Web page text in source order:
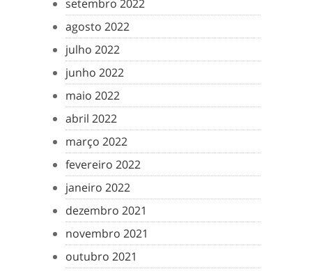
setembro 2022
agosto 2022
julho 2022
junho 2022
maio 2022
abril 2022
março 2022
fevereiro 2022
janeiro 2022
dezembro 2021
novembro 2021
outubro 2021